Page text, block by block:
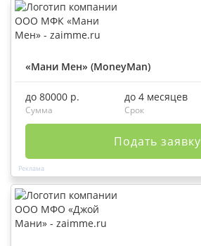
«Мани Мен» (MoneyMan)
до 80000 р.
Сумма
до 4 месяцев
Срок
Подать заявку